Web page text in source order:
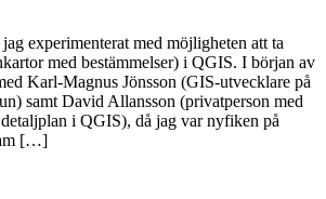
experimenterat med möjligheten att ta
med bestämmelser) i QGIS. I början av
Karl-Magnus Jönsson (GIS-utvecklare på
samt David Allansson (privatperson med
i QGIS), då jag var nyfiken på
[…]